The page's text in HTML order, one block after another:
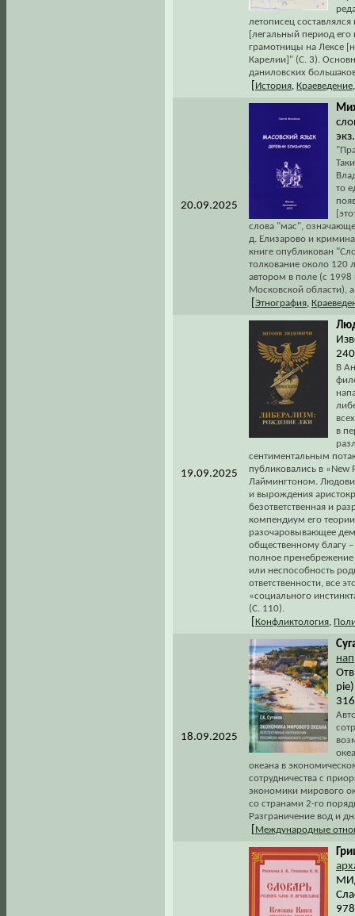
летописец
[легальный период его
грамотницы на Лексе
Карелии]" (С. 3).
даниловских
История, Краеведение
20.09.2025
то
слова "мас",
д. Елизарово и
книге опубликован
толкование около 120
автором в поле (с 1998
Московской области),
Этнография,
19.09.2025
В
в
сентиментальным
публиковались в
Лаймингтоном.
и вырождения
безответственная и
компендиум его
разочаровывающее
общественному благу
полное
или неспособность
ответственности, все
«социального
(С. 110).
Конфликтология,
18.09.2025
океана в
сотрудничества с
экономики мирового
со странами 2-го
Разграничение вод и
Международные